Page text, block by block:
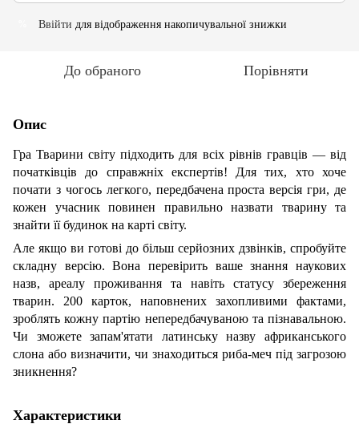
Ввійти для відображення накопичувальної знижки
До обраного Порівняти
Опис
Гра Тварини світу підходить для всіх рівнів гравців — від
початківців до справжніх експертів! Для тих, хто хоче
почати з чогось легкого, передбачена проста версія гри, де
кожен учасник повинен правильно назвати тварину та
знайти її будинок на карті світу.
Але якщо ви готові до більш серйозних дзвінків, спробуйте
складну версію. Вона перевірить ваше знання наукових
назв, ареалу проживання та навіть статусу збереження
тварин. 200 карток, наповнених захопливими фактами,
зроблять кожну партію непередбачуваною та пізнавальною.
Чи зможете запам'ятати латинську назву африканського
слона або визначити, чи знаходиться риба-меч під загрозою
зникнення?
Характеристики